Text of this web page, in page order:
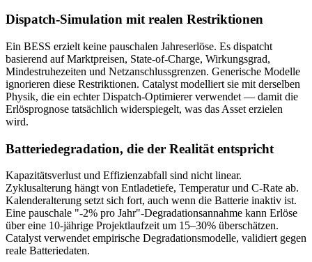
Dispatch-Simulation mit realen Restriktionen
Ein BESS erzielt keine pauschalen Jahreserlöse. Es dispatcht
basierend auf Marktpreisen, State-of-Charge, Wirkungsgrad,
Mindestruhezeiten und Netzanschlussgrenzen. Generische Modelle
ignorieren diese Restriktionen. Catalyst modelliert sie mit derselben
Physik, die ein echter Dispatch-Optimierer verwendet — damit die
Erlösprognose tatsächlich widerspiegelt, was das Asset erzielen
wird.
Batteriedegradation, die der Realität entspricht
Kapazitätsverlust und Effizienzabfall sind nicht linear.
Zyklusalterung hängt von Entladetiefe, Temperatur und C-Rate ab.
Kalenderalterung setzt sich fort, auch wenn die Batterie inaktiv ist.
Eine pauschale "-2% pro Jahr"-Degradationsannahme kann Erlöse
über eine 10-jährige Projektlaufzeit um 15–30% überschätzen.
Catalyst verwendet empirische Degradationsmodelle, validiert gegen
reale Batteriedaten.